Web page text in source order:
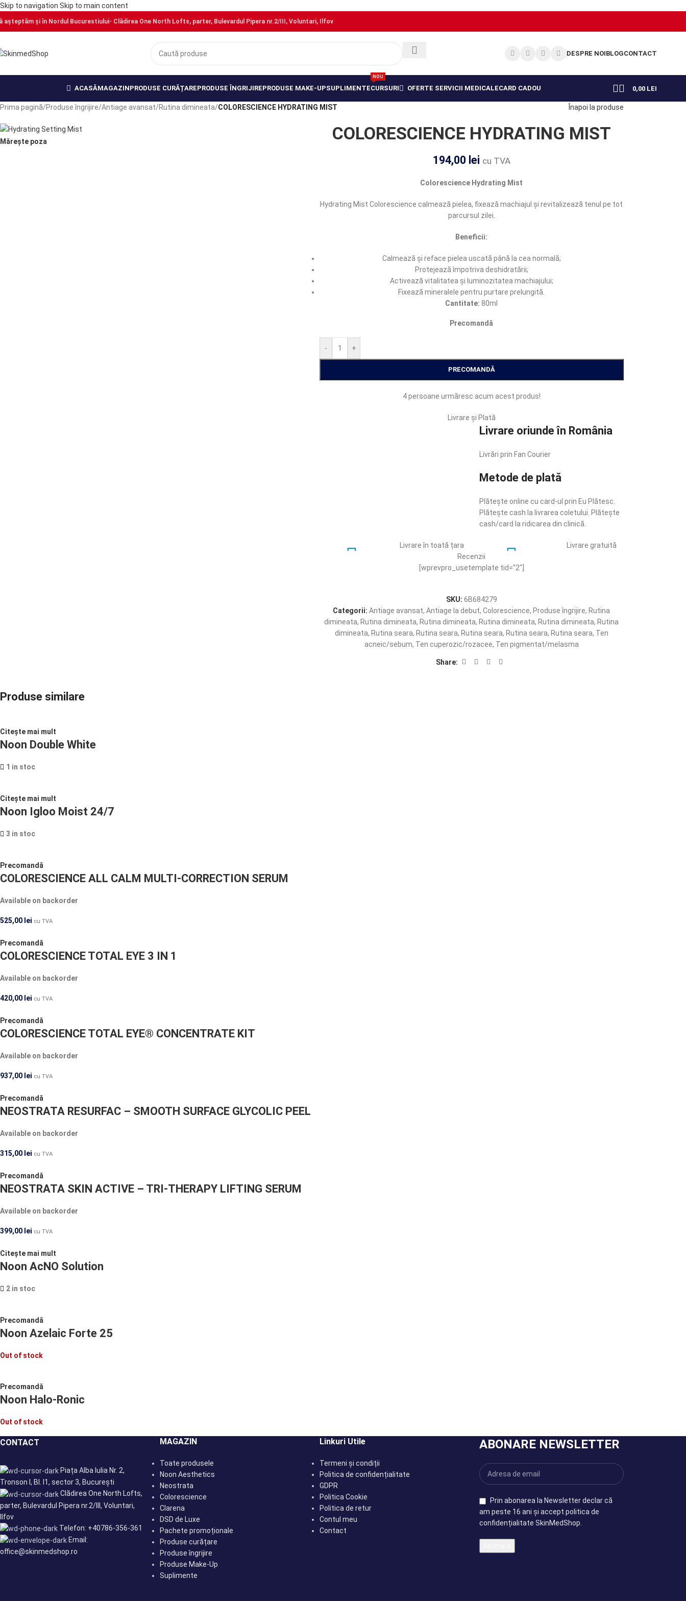
Skip to navigation Skip to main content
așteptăm și în Nordul Bucurestiului- Clădirea One North Lofts, parter, Bulevardul Pipera nr.2/III, Voluntari, Ilfov
DESPRE NOIBLOGCONTACT
ACASĂMAGAZINPRODUSE CURĂȚAREPRODUSE ÎNGRIJIREPRODUSE MAKE-UPSUPLIMENTECURSURI
NOU
OFERTE SERVICII MEDICALECARD CADOU 0,00 LEI
Prima pagină/Produse îngrijire/Antiage avansat/Rutina dimineata/COLORESCIENCE HYDRATING MIST Înapoi la produse
Mărește poza COLORESCIENCE HYDRATING MIST
194,00 lei cu TVA
Colorescience Hydrating Mist
Hydrating Mist Colorescience calmează pielea, fixează machiajul și revitalizează tenul pe tot
parcursul zilei.
Beneficii:
Calmează și reface pielea uscată până la cea normală;
Protejează împotriva deshidratării;
Activează vitalitatea și luminozitatea machiajului;
Fixează mineralele pentru purtare prelungită.
Cantitate: 80ml
Precomandă
- +
PRECOMANDĂ
4persoane urmăresc acum acest produs!
Livrare și Plată
Livrare oriunde în România
Livrări prin Fan Courier
Metode de plată
Plătește online cu card-ul prin Eu Plătesc.
Plătește cash la livrarea coletului. Plătește
cash/card la ridicarea din clinică.
Livrare în toată țara
Livrare gratuită
Livrare în 4-5 zile
lucrătoare.
Posiblitatea
returnării
produselor în 14
Recenzii
[wprevpro_usetemplate tid="2"]
SKU: 6B684279
Categorii: Antiage avansat, Antiage la debut, Colorescience, Produse îngrijire, Rutina
dimineata, Rutina dimineata, Rutina dimineata, Rutina dimineata, Rutina dimineata, Rutina
dimineata, Rutina seara, Rutina seara, Rutina seara, Rutina seara, Rutina seara, Ten
acneic/sebum, Ten cuperozic/rozacee, Ten pigmentat/melasma
Share:
Produse similare
Citește mai mult
Noon Double White
1 in stoc
Citește mai mult
Noon Igloo Moist 24/7
3 in stoc
Precomandă
COLORESCIENCE ALL CALM MULTI-CORRECTION SERUM
Available on backorder
525,00 lei cu TVA
Precomandă
COLORESCIENCE TOTAL EYE 3 IN 1
Available on backorder
420,00 lei cu TVA
Precomandă
COLORESCIENCE TOTAL EYE® CONCENTRATE KIT
Available on backorder
937,00 lei cu TVA
Precomandă
NEOSTRATA RESURFAC – SMOOTH SURFACE GLYCOLIC PEEL
Available on backorder
315,00 lei cu TVA
Precomandă
NEOSTRATA SKIN ACTIVE – TRI-THERAPY LIFTING SERUM
Available on backorder
399,00 lei cu TVA
Citește mai mult
Noon AcNO Solution
2 in stoc
Precomandă
Noon Azelaic Forte 25
Out of stock
Precomandă
Noon Halo-Ronic
Out of stock
CONTACT
Piața Alba Iulia Nr. 2,
Tronson I, Bl. I1, sector 3, București
Clădirea One North Lofts,
parter, Bulevardul Pipera nr.2/III, Voluntari,
Ilfov
Telefon: +40786-356-361
Email:
office@skinmedshop.ro
MAGAZIN
Toate produsele
Noon Aesthetics
Neostrata
Colorescience
Clarena
DSD de Luxe
Pachete promoționale
Produse curățare
Produse îngrijire
Produse Make-Up
Suplimente
Linkuri Utile
Termeni și condiții
Politica de confidențialitate
GDPR
Politica Cookie
Politica de retur
Contul meu
Contact
ABONARE NEWSLETTER
Prin abonarea la Newsletter declar că
am peste 16 ani și accept politica de
confidențialitate SkinMedShop.